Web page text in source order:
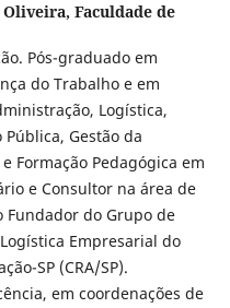
Oliveira, Faculdade de
Pós-graduado em
do Trabalho e em
Logística,
Gestão da
Formação Pedagógica em
e Consultor na área de
Fundador do Grupo de
Empresarial do
SP (CRA/SP).
em coordenações de